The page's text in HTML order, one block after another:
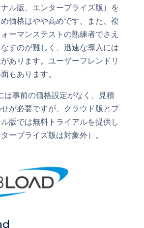
ル版、エンタープライズ版）を
価格はやや高めです。また、複
ーマンステストの熟練者でさえ
すのが難しく、迅速な導入には
あります。ユーザーフレンドリ
もあります。
事前の価格設定がなく、見積
が必要ですが、クラウド版とプ
版では無料トライアルを提供し
ープライズ版は対象外）。